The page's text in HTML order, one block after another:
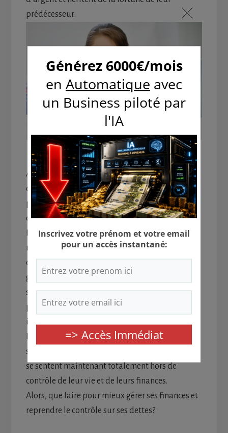
prédécesseur.
À l’inverse, il serait tout de même bien de
comprendre pourquoi beaucoup de gens sont
pauvres et vivre dans la misère, outre le fait
d’être né dans une famille pauvre…
L’une des principales raisons pour lesquelles de
nombreuses personnes sont pauvres et ne
deviendront jamais riches est due à la mauvaise
gestion de leur finance. La gestion malsaine de
ses finances est à la racine de bien des
problèmes : anxiété, conflit matrimonial,
insomnie, intimidation, privation, etc.
La vérité est qu’un grand nombre de personnes
sont tombées dans ce piège de l’endettement et
se sentent maintenant totalement hors de
contrôle de leur vie et de leurs finances.
Alors, que faire pour mieux gérer ses finances et
reprendre le contrôle sur ses dettes?